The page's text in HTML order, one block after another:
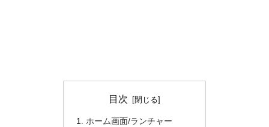
目次
ホーム画面/ランチャー